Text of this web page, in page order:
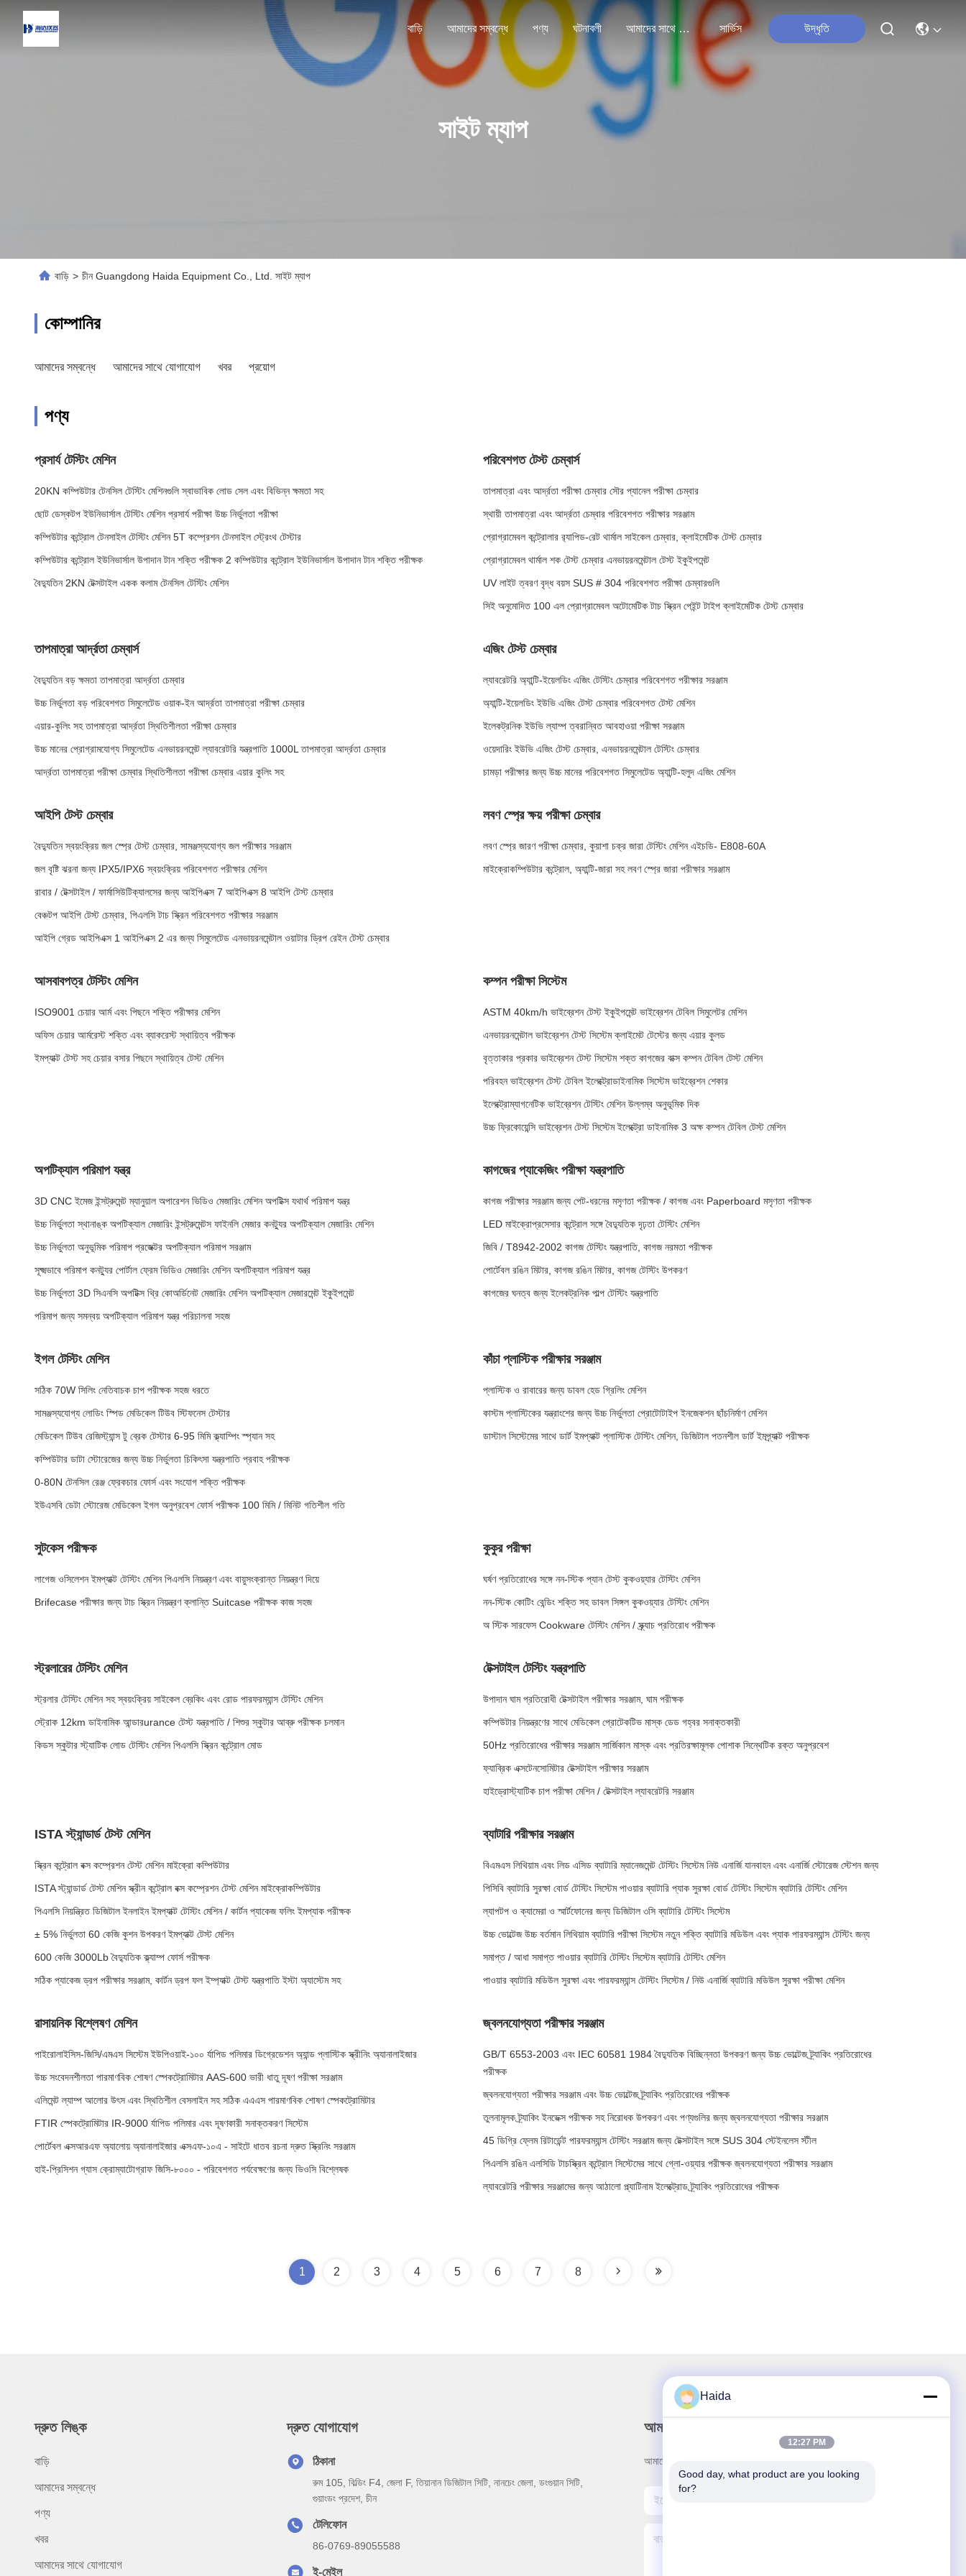
বাড়ি আমাদের সম্বন্ধে পণ্য ঘটনাবলী আমাদের সাথে যোগাযোগ সার্ভিস উদ্ধৃতি
সাইট ম্যাপ
বাড়ি > চীন Guangdong Haida Equipment Co., Ltd. সাইট ম্যাপ
কোম্পানির
আমাদের সম্বন্ধে আমাদের সাথে যোগাযোগ খবর প্রয়োগ
পণ্য
প্রসার্য টেস্টিং মেশিন
20KN কম্পিউটার টেনসিল টেস্টিং মেশিনগুলি স্বাভাবিক লোড সেল এবং বিভিন্ন ক্ষমতা সহ
ছোট ডেস্কটপ ইউনিভার্সাল টেস্টিং মেশিন প্রসার্য পরীক্ষা উচ্চ নির্ভুলতা পরীক্ষা
কম্পিউটার কন্ট্রোল টেনসাইল টেস্টিং মেশিন 5T কম্প্রেশন টেনসাইল স্ট্রেংথ টেস্টার
কম্পিউটার কন্ট্রোল ইউনিভার্সাল উপাদান টান শক্তি পরীক্ষক 2 কম্পিউটার কন্ট্রোল ইউনিভার্সাল উপাদান টান শক্তি পরীক্ষক
বৈদ্যুতিন 2KN টেক্সটাইল একক কলাম টেনসিল টেস্টিং মেশিন
পরিবেশগত টেস্ট চেম্বার্স
তাপমাত্রা এবং আর্দ্রতা পরীক্ষা চেম্বার সৌর প্যানেল পরীক্ষা চেম্বার
স্থায়ী তাপমাত্রা এবং আর্দ্রতা চেম্বার পরিবেশগত পরীক্ষার সরঞ্জাম
প্রোগ্রামেবল কন্ট্রোলার র‍্যাপিড-রেট থার্মাল সাইকেল চেম্বার, ক্লাইমেটিক টেস্ট চেম্বার
প্রোগ্রামেবল থার্মাল শক টেস্ট চেম্বার এনভায়রনমেন্টাল টেস্ট ইকুইপমেন্ট
UV লাইট ত্বরণ বৃদ্ধ বয়স SUS # 304 পরিবেশগত পরীক্ষা চেম্বারগুলি
সিই অনুমোদিত 100 এল প্রোগ্রামেবল অটোমেটিক টাচ স্ক্রিন পেইন্ট টাইপ ক্লাইমেটিক টেস্ট চেম্বার
তাপমাত্রা আর্দ্রতা চেম্বার্স
বৈদ্যুতিন বড় ক্ষমতা তাপমাত্রা আর্দ্রতা চেম্বার
উচ্চ নির্ভুলতা বড় পরিবেশগত সিমুলেটেড ওয়াক-ইন আর্দ্রতা তাপমাত্রা পরীক্ষা চেম্বার
এয়ার-কুলিং সহ তাপমাত্রা আর্দ্রতা স্থিতিশীলতা পরীক্ষা চেম্বার
উচ্চ মানের প্রোগ্রামযোগ্য সিমুলেটেড এনভায়রনমেন্ট ল্যাবরেটরি যন্ত্রপাতি 1000L তাপমাত্রা আর্দ্রতা চেম্বার
আর্দ্রতা তাপমাত্রা পরীক্ষা চেম্বার স্থিতিশীলতা পরীক্ষা চেম্বার এয়ার কুলিং সহ
এজিং টেস্ট চেম্বার
ল্যাবরেটরি অ্যান্টি-ইয়েলডিং এজিং টেস্টিং চেম্বার পরিবেশগত পরীক্ষার সরঞ্জাম
অ্যান্টি-ইয়েলডিং ইউভি এজিং টেস্ট চেম্বার পরিবেশগত টেস্ট মেশিন
ইলেকট্রনিক ইউভি ল্যাম্প ত্বরান্বিত আবহাওয়া পরীক্ষা সরঞ্জাম
ওয়েদারিং ইউভি এজিং টেস্ট চেম্বার, এনভায়রনমেন্টাল টেস্টিং চেম্বার
চামড়া পরীক্ষার জন্য উচ্চ মানের পরিবেশগত সিমুলেটেড অ্যান্টি-হলুদ এজিং মেশিন
আইপি টেস্ট চেম্বার
বৈদ্যুতিন স্বয়ংক্রিয় জল স্প্রে টেস্ট চেম্বার, সামঞ্জস্যযোগ্য জল পরীক্ষার সরঞ্জাম
জল বৃষ্টি ঝরনা জন্য IPX5/IPX6 স্বয়ংক্রিয় পরিবেশগত পরীক্ষার মেশিন
রাবার / টেক্সটাইল / ফার্মাসিউটিক্যালসের জন্য আইপিএক্স 7 আইপিএক্স 8 আইপি টেস্ট চেম্বার
বেঞ্চটপ আইপি টেস্ট চেম্বার, পিএলসি টাচ স্ক্রিন পরিবেশগত পরীক্ষার সরঞ্জাম
আইপি গ্রেড আইপিএক্স 1 আইপিএক্স 2 এর জন্য সিমুলেটেড এনভায়রনমেন্টাল ওয়াটার ড্রিপ রেইন টেস্ট চেম্বার
লবণ স্প্রে ক্ষয় পরীক্ষা চেম্বার
লবণ স্প্রে জারণ পরীক্ষা চেম্বার, কুয়াশা চক্র জারা টেস্টিং মেশিন এইচডি- E808-60A
মাইক্রোকম্পিউটার কন্ট্রোল, অ্যান্টি-জারা সহ লবণ স্প্রে জারা পরীক্ষার সরঞ্জাম
আসবাবপত্র টেস্টিং মেশিন
ISO9001 চেয়ার আর্ম এবং পিছনে শক্তি পরীক্ষার মেশিন
অফিস চেয়ার আর্মরেস্ট শক্তি এবং ব্যাকরেস্ট স্থায়িত্ব পরীক্ষক
ইমপ্যাক্ট টেস্ট সহ চেয়ার বসার পিছনে স্থায়িত্ব টেস্ট মেশিন
কম্পন পরীক্ষা সিস্টেম
ASTM 40km/h ভাইব্রেশন টেস্ট ইকুইপমেন্ট ভাইব্রেশন টেবিল সিমুলেটর মেশিন
এনভায়রনমেন্টাল ভাইব্রেশন টেস্ট সিস্টেম ক্লাইমেট টেস্টের জন্য এয়ার কুলড
বৃত্তাকার প্রকার ভাইব্রেশন টেস্ট সিস্টেম শক্ত কাগজের বাক্স কম্পন টেবিল টেস্ট মেশিন
পরিবহন ভাইব্রেশন টেস্ট টেবিল ইলেক্ট্রোডাইনামিক সিস্টেম ভাইব্রেশন শেকার
ইলেক্ট্রোম্যাগনেটিক ভাইব্রেশন টেস্টিং মেশিন উল্লম্ব অনুভূমিক দিক
উচ্চ ফ্রিকোয়েন্সি ভাইব্রেশন টেস্ট সিস্টেম ইলেক্ট্রো ডাইনামিক 3 অক্ষ কম্পন টেবিল টেস্ট মেশিন
অপটিক্যাল পরিমাপ যন্ত্র
3D CNC ইমেজ ইন্সট্রুমেন্ট ম্যানুয়াল অপারেশন ভিডিও মেজারিং মেশিন অপটিক্স যথার্থ পরিমাপ যন্ত্র
উচ্চ নির্ভুলতা স্থানাঙ্ক অপটিক্যাল মেজারিং ইন্সট্রুমেন্টস ফাইনলি মেজার কনট্যুর অপটিক্যাল মেজারিং মেশিন
উচ্চ নির্ভুলতা অনুভূমিক পরিমাপ প্রজেক্টর অপটিক্যাল পরিমাপ সরঞ্জাম
সূক্ষ্মভাবে পরিমাপ কনট্যুর পোর্টাল ফ্রেম ভিডিও মেজারিং মেশিন অপটিক্যাল পরিমাপ যন্ত্র
উচ্চ নির্ভুলতা 3D সিএনসি অপটিক্স থ্রি কোঅর্ডিনেট মেজারিং মেশিন অপটিক্যাল মেজারমেন্ট ইকুইপমেন্ট
পরিমাপ জন্য সমন্বয় অপটিক্যাল পরিমাপ যন্ত্র পরিচালনা সহজ
কাগজের প্যাকেজিং পরীক্ষা যন্ত্রপাতি
কাগজ পরীক্ষার সরঞ্জাম জন্য পেট-ধরনের মসৃণতা পরীক্ষক / কাগজ এবং Paperboard মসৃণতা পরীক্ষক
LED মাইক্রোপ্রসেসার কন্ট্রোল সঙ্গে বৈদ্যুতিক দৃঢ়তা টেস্টিং মেশিন
জিবি / T8942-2002 কাগজ টেস্টিং যন্ত্রপাতি, কাগজ নরমতা পরীক্ষক
পোর্টেবল রঙিন মিটার, কাগজ রঙিন মিটার, কাগজ টেস্টিং উপকরণ
কাগজের ঘনত্ব জন্য ইলেকট্রনিক পাল্প টেস্টিং যন্ত্রপাতি
ইগল টেস্টিং মেশিন
সঠিক 70W সিলিং নেতিবাচক চাপ পরীক্ষক সহজ ধরতে
সামঞ্জস্যযোগ্য লোডিং স্পিড মেডিকেল টিউব স্টিফনেস টেস্টার
মেডিকেল টিউব রেজিস্ট্যান্স টু ব্রেক টেস্টার 6-95 মিমি ক্ল্যাম্পিং স্প্যান সহ
কম্পিউটার ডাটা স্টোরেজের জন্য উচ্চ নির্ভুলতা চিকিৎসা যন্ত্রপাতি প্রবাহ পরীক্ষক
0-80N টেনসিল রেঞ্জ ফ্রেকচার ফোর্স এবং সংযোগ শক্তি পরীক্ষক
ইউএসবি ডেটা স্টোরেজ মেডিকেল ইগল অনুপ্রবেশ ফোর্স পরীক্ষক 100 মিমি / মিনিট গতিশীল গতি
কাঁচা প্লাস্টিক পরীক্ষার সরঞ্জাম
প্লাস্টিক ও রাবারের জন্য ডাবল হেড গ্রিলিং মেশিন
কাস্টম প্লাস্টিকের যন্ত্রাংশের জন্য উচ্চ নির্ভুলতা প্রোটোটাইপ ইনজেকশন ছাঁচনির্মাণ মেশিন
ডাস্টাল সিস্টেমের সাথে ডার্ট ইমপ্যাক্ট প্লাস্টিক টেস্টিং মেশিন, ডিজিটাল পতনশীল ডার্ট ইমপ্র্যাক্ট পরীক্ষক
সুটকেস পরীক্ষক
লাগেজ ওসিলেশন ইমপ্যাক্ট টেস্টিং মেশিন পিএলসি নিয়ন্ত্রণ এবং বায়ুসংক্রান্ত নিয়ন্ত্রণ দিয়ে
Brifecase পরীক্ষার জন্য টাচ স্ক্রিন নিয়ন্ত্রণ ক্লান্তি Suitcase পরীক্ষক কাজ সহজ
কুকুর পরীক্ষা
ঘর্ষণ প্রতিরোধের সঙ্গে নন-স্টিক প্যান টেস্ট কুকওয়্যার টেস্টিং মেশিন
নন-স্টিক কোটিং বেন্ডিং শক্তি সহ ডাবল সিঙ্গল কুকওয়্যার টেস্টিং মেশিন
অ স্টিক সারফেস Cookware টেস্টিং মেশিন / স্ক্র্যাচ প্রতিরোধ পরীক্ষক
স্ট্রলারের টেস্টিং মেশিন
স্ট্রলার টেস্টিং মেশিন সহ স্বয়ংক্রিয় সাইকেল ব্রেকিং এবং রোড পারফরম্যান্স টেস্টিং মেশিন
স্ট্রোক 12km ডাইনামিক আন্ডারurance টেস্ট যন্ত্রপাতি / শিশুর স্কুটার আব্রু পরীক্ষক চলমান
কিডস স্কুটার স্ট্যাটিক লোড টেস্টিং মেশিন পিএলসি স্ক্রিন কন্ট্রোল মোড
টেক্সটাইল টেস্টিং যন্ত্রপাতি
উপাদান ঘাম প্রতিরোধী টেক্সটাইল পরীক্ষার সরঞ্জাম, ঘাম পরীক্ষক
কম্পিউটার নিয়ন্ত্রণের সাথে মেডিকেল প্রোটেকটিভ মাস্ক ডেড গহ্বর সনাক্তকারী
50Hz প্রতিরোধের পরীক্ষার সরঞ্জাম সার্জিকাল মাস্ক এবং প্রতিরক্ষামূলক পোশাক সিন্থেটিক রক্ত ​​অনুপ্রবেশ
ফ্যাব্রিক এক্সটেনসোমিটার টেক্সটাইল পরীক্ষার সরঞ্জাম
হাইড্রোস্ট্যাটিক চাপ পরীক্ষা মেশিন / টেক্সটাইল ল্যাবরেটরি সরঞ্জাম
ISTA স্ট্যান্ডার্ড টেস্ট মেশিন
স্ক্রিন কন্ট্রোল বক্স কম্প্রেশন টেস্ট মেশিন মাইক্রো কম্পিউটার
ISTA স্ট্যান্ডার্ড টেস্ট মেশিন স্ক্রীন কন্ট্রোল বক্স কম্প্রেশন টেস্ট মেশিন মাইক্রোকম্পিউটার
পিএলসি নিয়ন্ত্রিত ডিজিটাল ইনলাইন ইমপ্যাক্ট টেস্টিং মেশিন / কার্টন প্যাকেজ ফলিং ইমপ্যাক পরীক্ষক
± 5% নির্ভুলতা 60 কেজি কুশন উপকরণ ইমপ্যাক্ট টেস্ট মেশিন
600 কেজি 3000Lb বৈদ্যুতিক ক্ল্যাম্প ফোর্স পরীক্ষক
সঠিক প্যাকেজ ড্রপ পরীক্ষার সরঞ্জাম, কার্টন ড্রপ ফল ইম্প্যাক্ট টেস্ট যন্ত্রপাতি ইস্টা অ্যাস্টেম সহ
ব্যাটারি পরীক্ষার সরঞ্জাম
বিএমএস লিথিয়াম এবং লিড এসিড ব্যাটারি ম্যানেজমেন্ট টেস্টিং সিস্টেম নিউ এনার্জি যানবাহন এবং এনার্জি স্টোরেজ স্টেশন জন্য
পিসিবি ব্যাটারি সুরক্ষা বোর্ড টেস্টিং সিস্টেম পাওয়ার ব্যাটারি প্যাক সুরক্ষা বোর্ড টেস্টিং সিস্টেম ব্যাটারি টেস্টিং মেশিন
ল্যাপটপ ও ক্যামেরা ও স্মার্টফোনের জন্য ডিজিটাল ৩সি ব্যাটারি টেস্টিং সিস্টেম
উচ্চ ভোল্টেজ উচ্চ বর্তমান লিথিয়াম ব্যাটারি পরীক্ষা সিস্টেম নতুন শক্তি ব্যাটারি মডিউল এবং প্যাক পারফরম্যান্স টেস্টিং জন্য
সমাপ্ত / আধা সমাপ্ত পাওয়ার ব্যাটারি টেস্টিং সিস্টেম ব্যাটারি টেস্টিং মেশিন
পাওয়ার ব্যাটারি মডিউল সুরক্ষা এবং পারফরম্যান্স টেস্টিং সিস্টেম / নিউ এনার্জি ব্যাটারি মডিউল সুরক্ষা পরীক্ষা মেশিন
রাসায়নিক বিশ্লেষণ মেশিন
পাইরোলাইসিস-জিসি/এমএস সিস্টেম ইউপিওয়াই-১০০ র্যাপিড পলিমার ডিগ্রেডেশন অ্যান্ড প্লাস্টিক স্ক্রীনিং অ্যানালাইজার
উচ্চ সংবেদনশীলতা পারমাণবিক শোষণ স্পেকট্রোমিটার AAS-600 ভারী ধাতু দূষণ পরীক্ষা সরঞ্জাম
এলিমেন্ট ল্যাম্প আলোর উৎস এবং স্থিতিশীল বেসলাইন সহ সঠিক এএএস পারমাণবিক শোষণ স্পেকট্রোমিটার
FTIR স্পেকট্রোমিটার IR-9000 র্যাপিড পলিমার এবং দূষণকারী সনাক্তকরণ সিস্টেম
পোর্টেবল এক্সআরএফ অ্যালোয় অ্যানালাইজার এক্সএফ-১০এ - সাইটে ধাতব রচনা দ্রুত স্ক্রিনিং সরঞ্জাম
হাই-প্রিসিশন গ্যাস ক্রোম্যাটোগ্রাফ জিসি-৮০০০ - পরিবেশগত পর্যবেক্ষণের জন্য ভিওসি বিশ্লেষক
জ্বলনযোগ্যতা পরীক্ষার সরঞ্জাম
GB/T 6553-2003 এবং IEC 60581 1984 বৈদ্যুতিক বিচ্ছিন্নতা উপকরণ জন্য উচ্চ ভোল্টেজ ট্র্যাকিং প্রতিরোধের
পরীক্ষক
জ্বলনযোগ্যতা পরীক্ষার সরঞ্জাম এবং উচ্চ ভোল্টেজ ট্র্যাকিং প্রতিরোধের পরীক্ষক
তুলনামূলক ট্র্যাকিং ইনডেক্স পরীক্ষক সহ নিরোধক উপকরণ এবং পণ্যগুলির জন্য জ্বলনযোগ্যতা পরীক্ষার সরঞ্জাম
45 ডিগ্রি ফ্লেম রিটার্ডেন্ট পারফরম্যান্স টেস্টিং সরঞ্জাম জন্য টেক্সটাইল সঙ্গে SUS 304 স্টেইনলেস স্টীল
পিএলসি রঙিন এলসিডি টাচস্ক্রিন কন্ট্রোল সিস্টেমের সাথে গ্লো-ওয়্যার পরীক্ষক জ্বলনযোগ্যতা পরীক্ষার সরঞ্জাম
ল্যাবরেটরি পরীক্ষার সরঞ্জামের জন্য আঠালো প্ল্যাটিনাম ইলেক্ট্রোড ট্র্যাকিং প্রতিরোধের পরীক্ষক
1 2 3 4 5 6 7 8
দ্রুত লিঙ্ক
বাড়ি
আমাদের সম্বন্ধে
পণ্য
খবর
আমাদের সাথে যোগাযোগ
দ্রুত যোগাযোগ
ঠিকানা
রুম 105, বিল্ডিং F4, জেলা F, তিয়ানান ডিজিটাল সিটি, নানচেং জেলা, ডংগুয়ান সিটি,
গুয়াংডং প্রদেশ, চীন
টেলিফোন
86-0769-89055588
ই-মেইল
আমাদের নিউজলেটার
আমাদের নিউজলেটারে সাবস্ক্রাইব করুন এবং আরও অনেক কিছু পেতে পারেন।
Haida
12:27 PM
Good day, what product are you looking
for?